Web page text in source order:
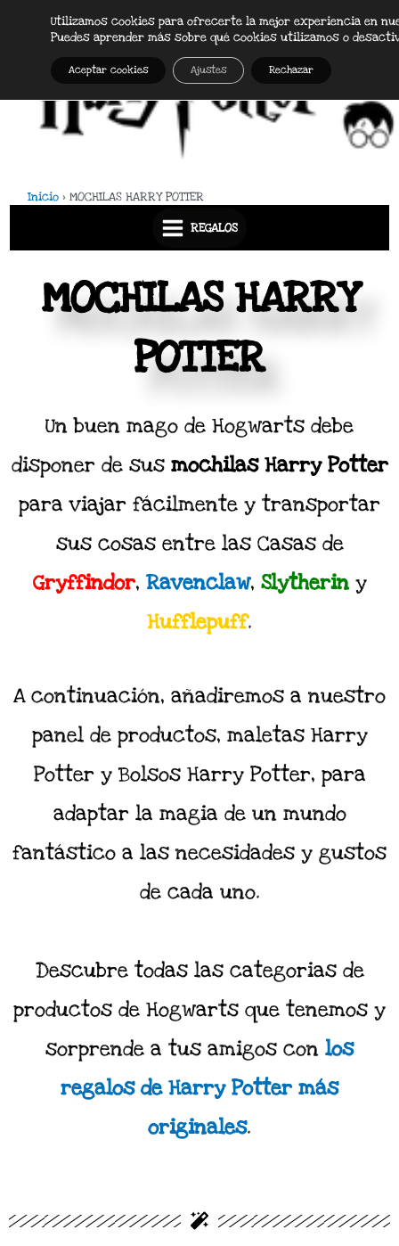
Inicio MOCHILAS HARRY POTTER
Main
Menu
REGALOS
MOCHILAS HARRY
POTTER
Un buen mago de Hogwarts debe
disponer de sus mochilas Harry Potter
para viajar fácilmente y transportar
sus cosas entre las Casas de
Gryffindor, Ravenclaw, Slytheriny
Hufflepuff.
A continuación, añadiremos a nuestro
panel de productos, maletas Harry
Potter y Bolsos Harry Potter, para
adaptar la magia de un mundo
fantástico a las necesidades y gustos
de cada uno.
Descubre todas las categorias de
productos de Hogwarts que tenemos y
sorprende a tus amigos con los
regalos de Harry Potter más
originales.
Utilizamos cookies para ofrecerte la mejor experiencia en
Puedes aprender más sobre qué cookies utilizamos o
Aceptar cookies Rechazar
Ajustes